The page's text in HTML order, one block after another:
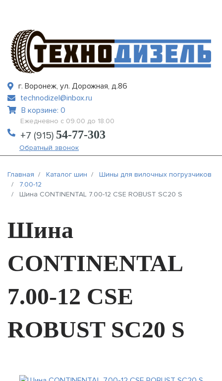
г. Воронеж, ул. Дорожная, д.86
technodizel@inbox.ru
В корзине: 0
Ежедневно с 09.00 до 18.00
+7 (915) 54-77-303
Обратный звонок
Главная Каталог шин
Шины для вилочных погрузчиков
7.00-12
Шина CONTINENTAL 7.00-12 CSE ROBUST SC20 S
Шина
CONTINENTAL
7.00-12 CSE
ROBUST SC20 S